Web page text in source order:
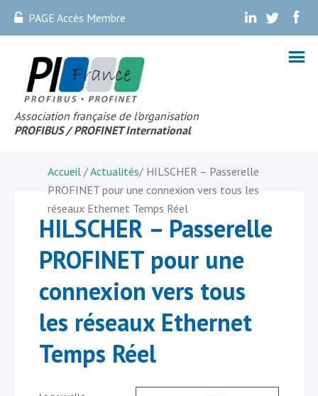
PAGE Accès Membre . . .
Association française de l’organisation
PROFIBUS / PROFINET International
Accueil /Actualités/ HILSCHER – Passerelle
PROFINET pour une connexion vers tous les
réseaux Ethernet Temps Réel
HILSCHER – Passerelle
PROFINET pour une
connexion vers tous
les réseaux Ethernet
Temps Réel